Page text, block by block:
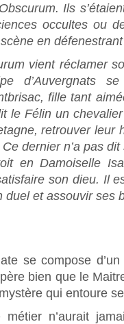
Ils
occultes ou
en
vient réclamer
d’Auvergnats
fille tant
le Félin un
retrouver leur
dernier n’a pas
en Damoiselle
son dieu. Il
duel et assouvir ses
se compose
bien que le
qui entoure
métier n’aurait